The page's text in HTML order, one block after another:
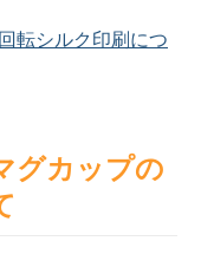
回転シルク印刷につ
グカップの